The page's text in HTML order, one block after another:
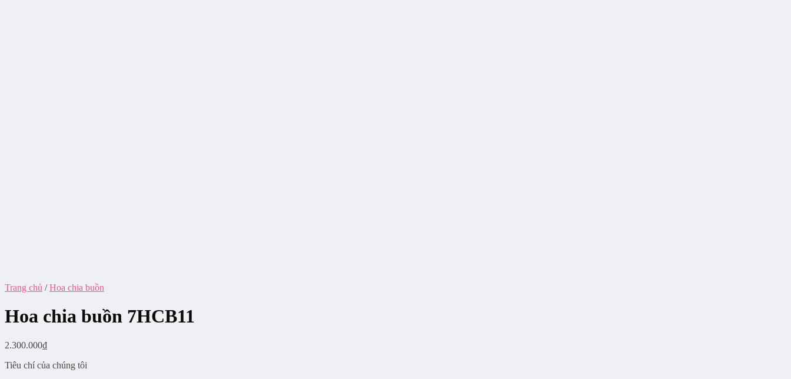
Trang chủ / Hoa chia buồn
Hoa chia buồn 7HCB11
2.300.000₫
Tiêu chí của chúng tôi